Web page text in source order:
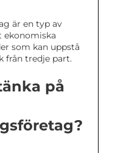
är en typ av
ekonomiska
som kan uppstå
från tredje part.
på